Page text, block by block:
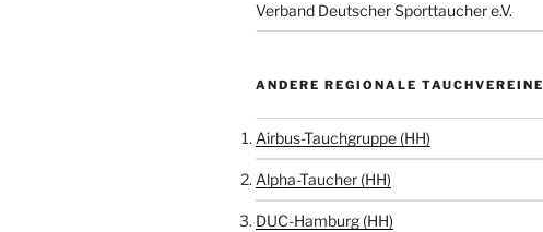
Verband Deutscher Sporttaucher e.V.
ANDERE REGIONALE TAUCHVEREINE
Airbus-Tauchgruppe (HH)
Alpha-Taucher (HH)
DUC-Hamburg (HH)